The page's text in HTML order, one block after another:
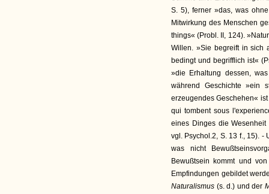
S. 5), ferner »das, was
Mitwirkung des Menschen
things« (Probl. II, 124).
Willen. »Sie begreift in sich
bedingt und begrifflich ist«
»die Erhaltung dessen,
während Geschichte »ein
erzeugendes Geschehen«
qui tombent sous
eines Dinges die
vgl. Psychol.2, S. 13 f., 15). -
was nicht
Bewußtsein kommt und
Empfindungen gebildet
Naturalismus (s. d.) und der